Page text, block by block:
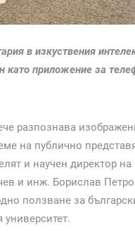
в изкуствения
приложение за
разпознава
на публично
и научен директор
и инж. Борислав
ползване за